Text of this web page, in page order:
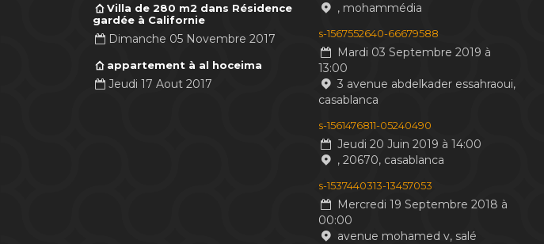
Villa de 280 m2 dans Résidence
gardée à Californie
Dimanche 05 Novembre 2017
appartement à al hoceima
Jeudi 17 Aout 2017
, mohammédia
s-1567552640-66679588
Mardi 03 Septembre 2019 à
13:00
3 avenue abdelkader essahraoui,
casablanca
s-1561476811-05240490
Jeudi 20 Juin 2019 à 14:00
, 20670, casablanca
s-1537440313-13457053
Mercredi 19 Septembre 2018 à
00:00
avenue mohamed v, salé